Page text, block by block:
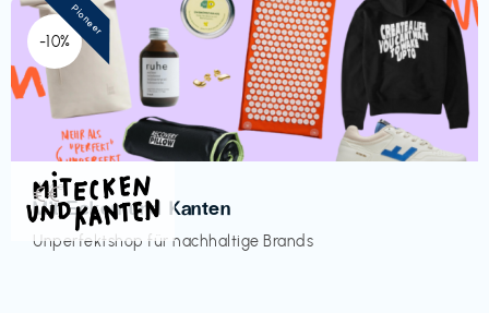
-10%
Mode
Mit Ecken und Kanten
Unperfektshop für nachhaltige Brands
€€‎
Pioneer